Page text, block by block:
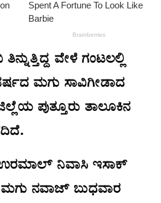
ವೇಳೆ ಗಂಟಲಲ್ಲಿ
ಮಗು ಸಾವಿಗೀಡಾದ
ಪುತ್ತೂರು ತಾಲೂಕಿನ
ಉರಮಾಲ್ ನಿವಾಸಿ ಇಸಾಕ್
ನವಾಜ್ ಬುಧವಾರ